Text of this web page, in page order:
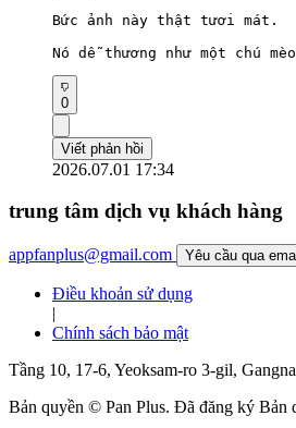
Bức ảnh này thật tươi mát.
Nó dễ thương như một chú
0
Viết phản hồi
2026.07.01 17:34
trung tâm dịch vụ khách hàng
appfanplus@gmail.com Yêu cầu qua
Điều khoản sử dụng
|
Chính sách bảo mật
Tầng 10, 17-6, Yeoksam-ro 3-gil,
Bản quyền © Pan Plus. Đã đăng ký Bản